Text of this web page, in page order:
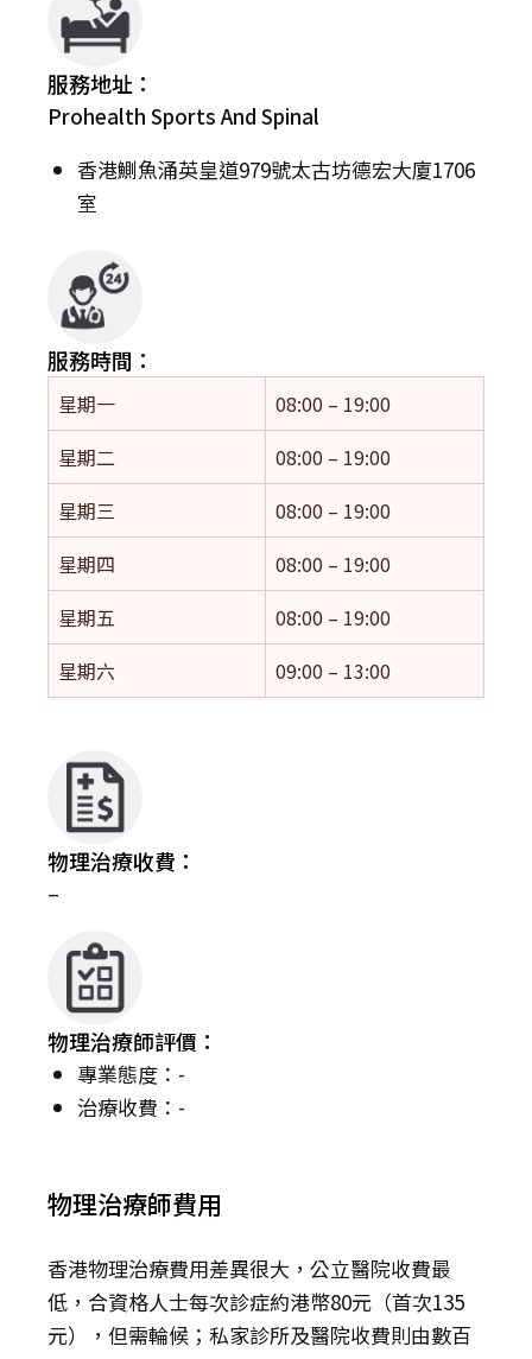
服務地址：
Prohealth Sports And Spinal
香港鰂魚涌英皇道979號太古坊德宏大廈1706
室
服務時間：
星期一
08:00 – 19:00
星期二
08:00 – 19:00
星期三
08:00 – 19:00
星期四
08:00 – 19:00
星期五
08:00 – 19:00
星期六
09:00 – 13:00
物理治療收費：
–
物理治療師評價：
專業態度：-
治療收費：-
物理治療師費用
香港物理治療費用差異很大，公立醫院收費最
低，合資格人士每次診症約港幣80元（首次135
元），但需輪候；私家診所及醫院收費則由數百